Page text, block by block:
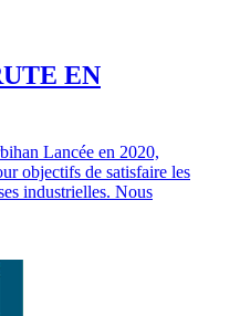
EN
Lancée en 2020,
objectifs de satisfaire les
industrielles. Nous